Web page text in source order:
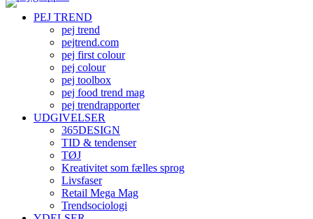
PEJ TREND
pej trend
pejtrend.com
pej first colour
pej colour
pej toolbox
pej food trend mag
pej trendrapporter
UDGIVELSER
365DESIGN
TID & tendenser
TØJ
Kreativitet som fælles sprog
Livsfaser
Retail Mega Mag
Trendsociologi